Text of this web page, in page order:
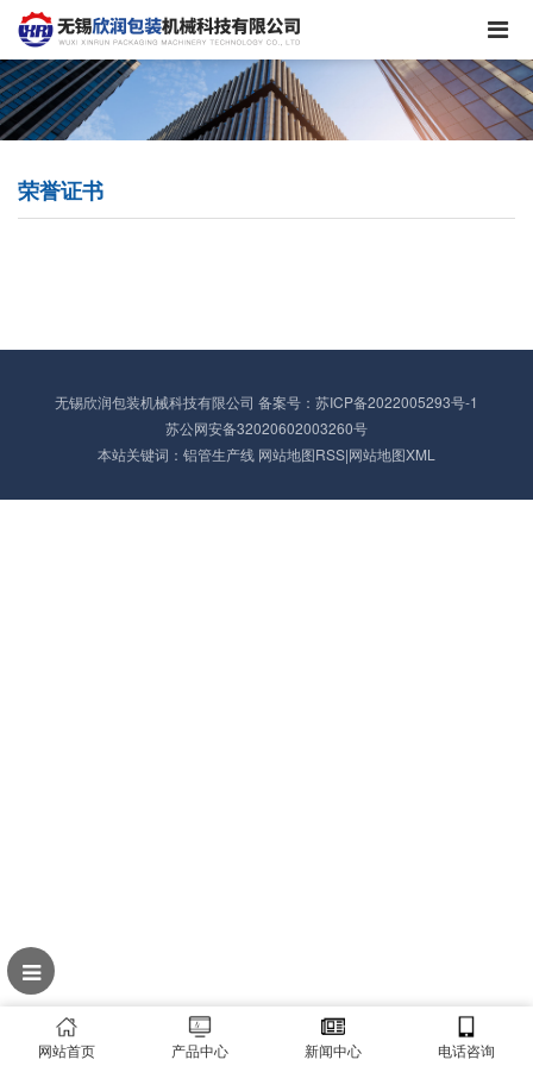
荣誉证书
无锡欣润包装机械科技有限公司 备案号： 苏ICP备2022005293号-1
苏公网安备32020602003260号
本站关键词：铝管生产线 网站地图RSS|网站地图XML
网站首页 产品中心 新闻中心 电话咨询